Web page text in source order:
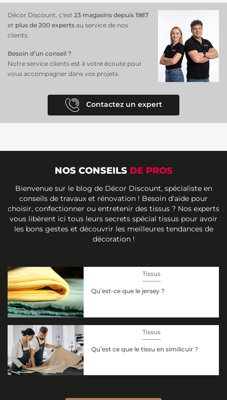
Décor Discount, c'est 23 magasins depuis 1987
et plus de 200 experts au service de nos
clients.
Besoin d’un conseil ?
Notre service clients est à votre écoute pour
vous accompagner dans vos projets.
Contactez un expert
NOS CONSEILS DE PROS
Bienvenue sur le blog de Décor Discount, spécialiste en
conseils de travaux et rénovation ! Besoin d'aide pour
choisir, confectionner ou entretenir des tissus ? Nos experts
vous libèrent ici tous leurs secrets spécial tissus pour avoir
les bons gestes et découvrir les meilleures tendances de
décoration !
Tissus
Qu’est-ce que le jersey ?
Tissus
Qu’est ce que le tissu en similicuir ?